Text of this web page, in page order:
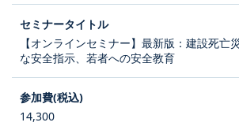
【オンラインセミナー】最新版：建設死亡
な安全指示、若者への安全教育
14,300